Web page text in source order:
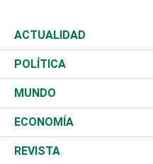
ACTUALIDAD
Nacional
Ciudad
Educación
Salud
POLÍTICA
Partidos
JCE
TSE
MUNDO
Estados Unidos
América Latina
ECONOMÍA
Finanzas
REVISTA